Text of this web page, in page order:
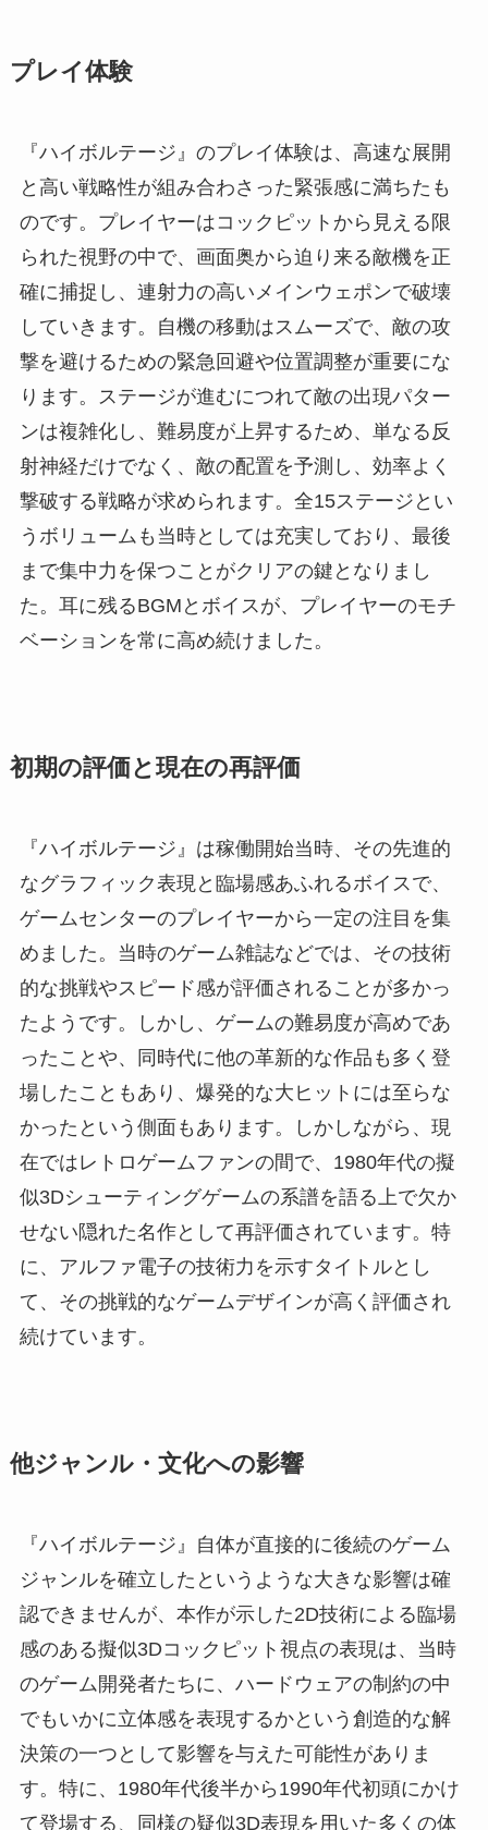
プレイ体験
『ハイボルテージ』のプレイ体験は、高速な展開
と高い戦略性が組み合わさった緊張感に満ちたも
のです。プレイヤーはコックピットから見える限
られた視野の中で、画面奥から迫り来る敵機を正
確に捕捉し、連射力の高いメインウェポンで破壊
していきます。自機の移動はスムーズで、敵の攻
撃を避けるための緊急回避や位置調整が重要にな
ります。ステージが進むにつれて敵の出現パター
ンは複雑化し、難易度が上昇するため、単なる反
射神経だけでなく、敵の配置を予測し、効率よく
撃破する戦略が求められます。全15ステージとい
うボリュームも当時としては充実しており、最後
まで集中力を保つことがクリアの鍵となりまし
た。耳に残るBGMとボイスが、プレイヤーのモチ
ベーションを常に高め続けました。
初期の評価と現在の再評価
『ハイボルテージ』は稼働開始当時、その先進的
なグラフィック表現と臨場感あふれるボイスで、
ゲームセンターのプレイヤーから一定の注目を集
めました。当時のゲーム雑誌などでは、その技術
的な挑戦やスピード感が評価されることが多かっ
たようです。しかし、ゲームの難易度が高めであ
ったことや、同時代に他の革新的な作品も多く登
場したこともあり、爆発的な大ヒットには至らな
かったという側面もあります。しかしながら、現
在ではレトロゲームファンの間で、1980年代の擬
似3Dシューティングゲームの系譜を語る上で欠か
せない隠れた名作として再評価されています。特
に、アルファ電子の技術力を示すタイトルとし
て、その挑戦的なゲームデザインが高く評価され
続けています。
他ジャンル・文化への影響
『ハイボルテージ』自体が直接的に後続のゲーム
ジャンルを確立したというような大きな影響は確
認できませんが、本作が示した2D技術による臨場
感のある擬似3Dコックピット視点の表現は、当時
のゲーム開発者たちに、ハードウェアの制約の中
でもいかに立体感を表現するかという創造的な解
決策の一つとして影響を与えた可能性がありま
す。特に、1980年代後半から1990年代初頭にかけ
て登場する、同様の疑似3D表現を用いた多くの体